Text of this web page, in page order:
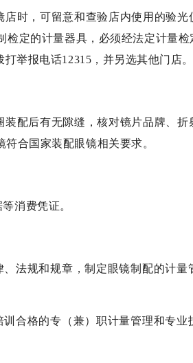
时，可留意和查验店内使用的验
定的计量器具，必须经法定计量
举报电话12315，并另选其他门店。
配后有无隙缝，核对镜片品牌、
合国家装配眼镜相关要求。
消费凭证。
法规和规章，制定眼镜制配的计
合格的专（兼）职计量管理和专